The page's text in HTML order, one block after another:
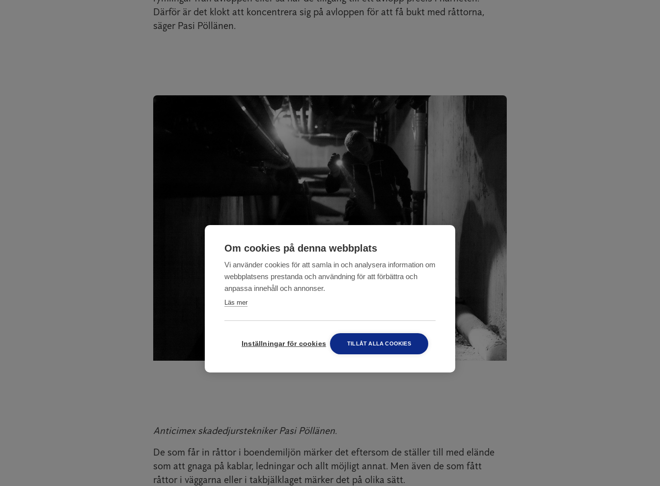
Därför är det klokt att koncentrera sig på avloppen för att få bukt med råttorna,
säger Pasi Pöllänen.
Anticimex skadedjurstekniker Pasi Pöllänen.
De som får in råttor i boendemiljön märker det eftersom de ställer till med elände
som att gnaga på kablar, ledningar och allt möjligt annat. Men även de som fått
råttor i väggarna eller i takbjälklaget märker det på olika sätt.
Om cookies på denna webbplats
Vi använder cookies för att samla in och analysera information om
webbplatsens prestanda och användning för att förbättra och
anpassa innehåll och annonser.
Läs mer
Inställningar för cookies TILLÅT ALLA COOKIES